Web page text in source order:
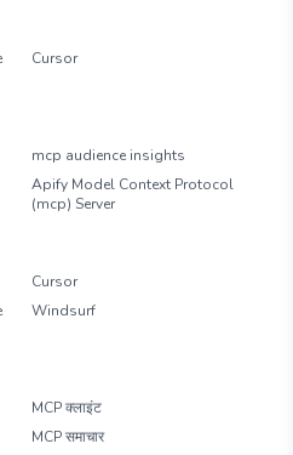
Cursor
mcp audience insights
Apify Model Context Protocol
(mcp) Server
Cursor
Windsurf
MCP क्लाइंट
MCP समाचार